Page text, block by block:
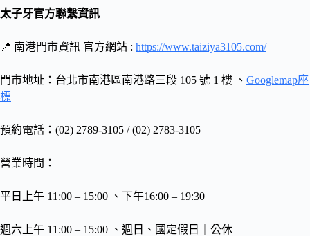
太子牙官方聯繫資訊
📍 南港門市資訊 官方網站 : https://www.taiziya3105.com/
門市地址：台北市南港區南港路三段 105 號 1 樓 、 Googlemap座
標
預約電話：(02) 2789-3105 / (02) 2783-3105
營業時間：
平日上午 11:00 – 15:00 、下午16:00 – 19:30
週六上午 11:00 – 15:00 、週日、國定假日｜公休